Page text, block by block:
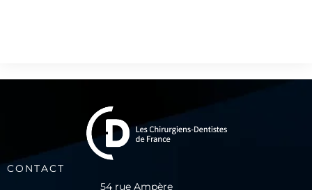
CONTACT
54 rue Ampère